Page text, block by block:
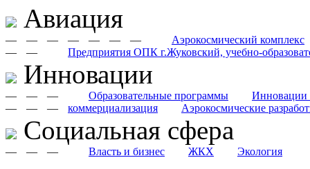
Авиация
— Аэрокосмический комплекс
— — — — —
—
Предприятия ОПК г.Жуковский, учебно-
— —
Инновации
— Образовательные программы
— Инновации
—
коммерциализация
— Аэрокосмические
— —
Cоциальная сфера
— Власть и бизнес
— ЖКХ
— Экология